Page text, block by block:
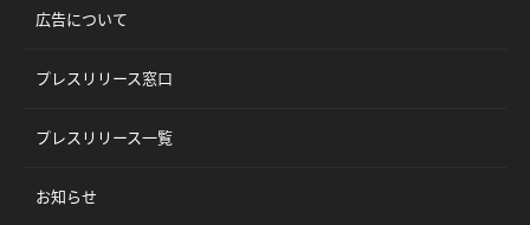
広告について
プレスリリース窓口
プレスリリース一覧
お知らせ